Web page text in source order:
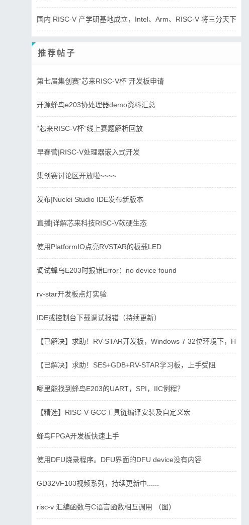
国内 RISC-V 产学研基地成立，Intel、Arm、RISC-V 将三分天下？
推荐帖子
第七届集创赛“芯来RISC-V杯”开发板申请
开源蜂鸟e203协处理器demo资料汇总
“芯来RISC-V杯”线上赛题解析回放
早春营|RISC-V处理器嵌入式开发
集创赛讨论区开放啦~~~~
发布|Nuclei Studio IDE发布新版本
直播|详解芯来科技RISC-V软硬生态
使用PlatformIO点亮RVSTAR的板载LED
调试蜂鸟E203时报错Error：no device found
rv-star开发板点灯实验
IDE或控制台下载调试报错（持续更新）
【已解决】求助！RV-STAR开发板，Windows 7 32位环境下，
【已解决】求助！SES+GDB+RV-STAR学习板，上手受阻
哪里能找到蜂鸟E203的UART，SPI，IIC例程？
【精选】RISC-V GCC工具链编译安装及自定义宏
蜂鸟FPGA开发板快速上手
使用DFU烧录程序。DFU界面的DFU device没有内容
GD32VF103视频系列，持续更新中......
risc-v 汇编函数与C语言函数相互调用 （图）